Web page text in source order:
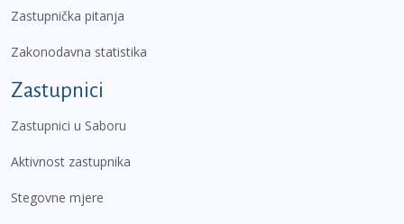
Zastupnička pitanja
Zakonodavna statistika
Zastupnici
Zastupnici u Saboru
Aktivnost zastupnika
Stegovne mjere